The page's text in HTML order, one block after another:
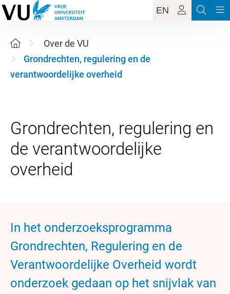
EN
Over de VU
Grondrechten, regulering en de
verantwoordelijke overheid
Grondrechten, regulering en
de verantwoordelijke
In het onderzoeksprogramma
Grondrechten, Regulering en de
Verantwoordelijke Overheid wordt
onderzoek gedaan op het snijvlak van